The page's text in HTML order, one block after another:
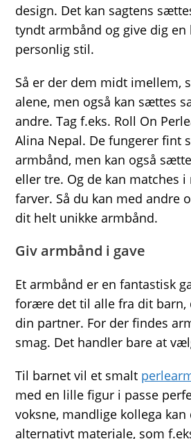
design. Det kan sagtens
tyndt armbånd og give dig
personlig stil.
Så er der dem midt imellem,
alene, men også kan sættes
andre. Tag f.eks. Roll On
Alina Nepal. De fungerer fint
armbånd, men kan også
eller tre. Og de kan matches
farver. Så du kan med andre
dit helt unikke armbånd.
Giv armbånd i gave
Et armbånd er en fantastisk
forære det til alle fra dit barn,
din partner. For der findes
smag. Det handler bare at
Til barnet vil et smalt
med en lille figur i passe
voksne, mandlige kollega
alternativt materiale, som